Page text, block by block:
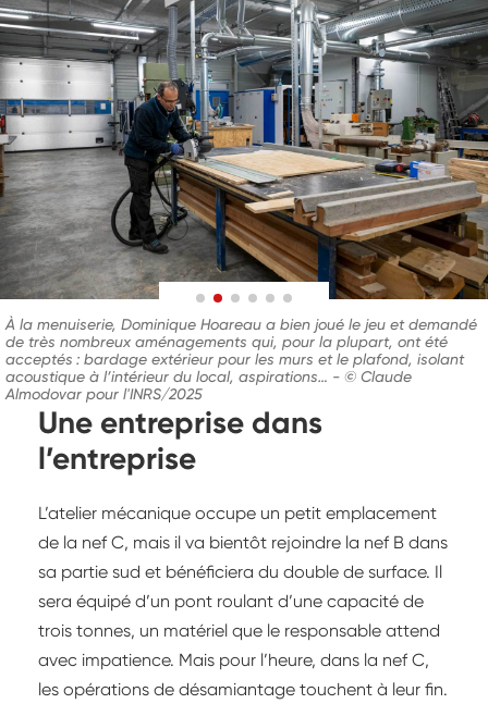
À la menuiserie, Dominique Hoareau a bien joué le jeu et demandé
de très nombreux aménagements qui, pour la plupart, ont été
acceptés : bardage extérieur pour les murs et le plafond, isolant
acoustique à l’intérieur du local, aspirations… - © Claude
Almodovar pour l'INRS/2025
Une entreprise dans
l’entreprise
L’atelier mécanique occupe un petit emplacement
de la nef C, mais il va bientôt rejoindre la nef B dans
sa partie sud et bénéficiera du double de surface. Il
sera équipé d’un pont roulant d’une capacité de
trois tonnes, un matériel que le responsable attend
avec impatience. Mais pour l’heure, dans la nef C,
les opérations de désamiantage touchent à leur fin.